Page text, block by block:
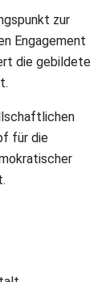
zur
Engagement
die gebildete
für die